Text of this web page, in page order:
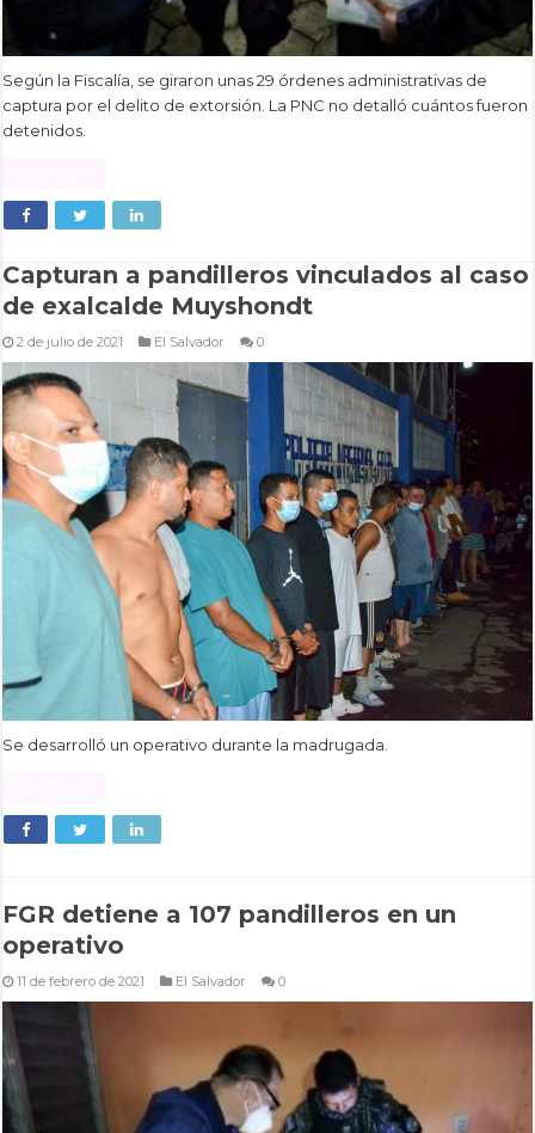
Según la Fiscalía, se giraron unas 29 órdenes administrativas de
captura por el delito de extorsión. La PNC no detalló cuántos fueron
detenidos.
Capturan a pandilleros vinculados al caso
de exalcalde Muyshondt
2 de julio de 2021 El Salvador 0
Se desarrolló un operativo durante la madrugada.
FGR detiene a 107 pandilleros en un
operativo
11 de febrero de 2021 El Salvador 0